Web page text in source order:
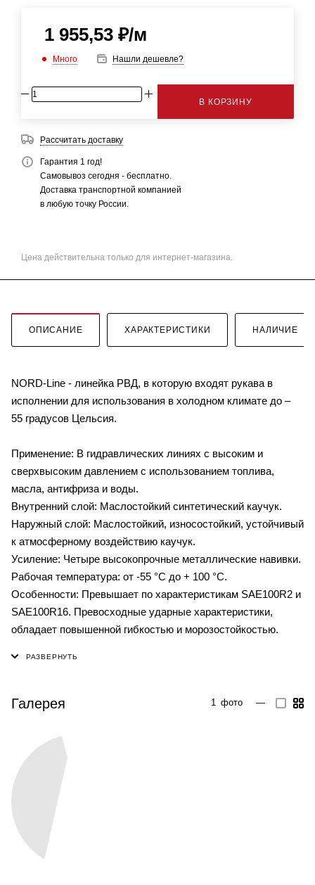
1 955,53 ₽/м
Много Нашли дешевле?
В КОРЗИНУ
Рассчитать доставку
Гарантия 1 год!
Самовывоз сегодня - бесплатно.
Доставка транспортной компанией
в любую точку России.
Цена действительна только для интернет-магазина.
ОПИСАНИЕ ХАРАКТЕРИСТИКИ НАЛИЧИЕ
NORD-Line - линейка РВД, в которую входят рукава в
исполнении для использования в холодном климате до –
55 градусов Цельсия.
Применение: В гидравлических линиях с высоким и
сверхвысоким давлением с использованием топлива,
масла, антифриза и воды.
Внутренний слой: Маслостойкий синтетический каучук.
Наружный слой: Маслостойкий, износостойкий, устойчивый
к атмосферному воздействию каучук.
Усиление: Четыре высокопрочные металлические навивки.
Рабочая температура: от -55 °C до + 100 °C.
Особенности: Превышает по характеристикам SAE100R2 и
SAE100R16. Превосходные ударные характеристики,
обладает повышенной гибкостью и морозостойкостью.
Галерея 1 фото —